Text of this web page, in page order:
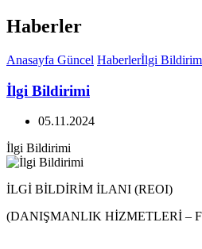
Haberler
Anasayfa Güncel Haberlerİlgi
İlgi Bildirimi
05.11.2024
İlgi Bildirimi
İLGİ BİLDİRİM İLANI (REOI)
(DANIŞMANLIK HİZMETLERİ –